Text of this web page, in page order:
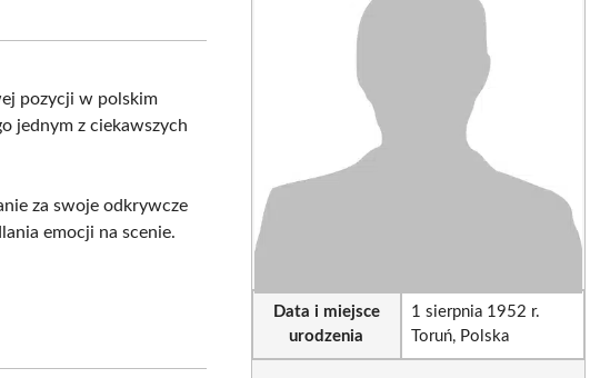
pozycji w polskim
jednym z ciekawszych
za swoje odkrywcze
emocji na scenie.
Data i miejsce
urodzenia
1 sierpnia 1952 r.
Toruń, Polska